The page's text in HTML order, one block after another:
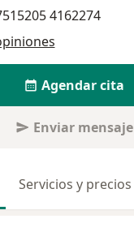
4162274
Agendar cita
Enviar mensaje
Servicios y precios